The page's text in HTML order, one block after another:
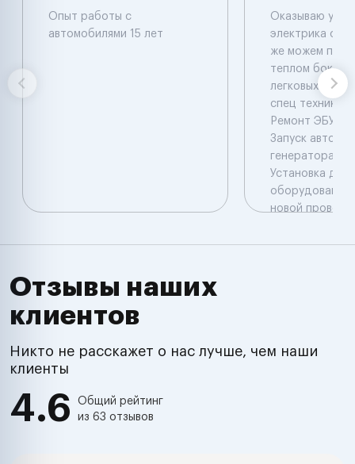
Опыт работы с
автомобилями 15 лет
Оказываю
электрика с
же можем
теплом боксе .
легковых и
спец техники .
Ремонт ЭБУ(
Запуск авто
генератора ,
Установка доп
оборудования
новой
сигнализации
Отзывы наших
клиентов
Никто не расскажет о нас лучше, чем наши
клиенты
4.6
Общий рейтинг
из 63 отзывов